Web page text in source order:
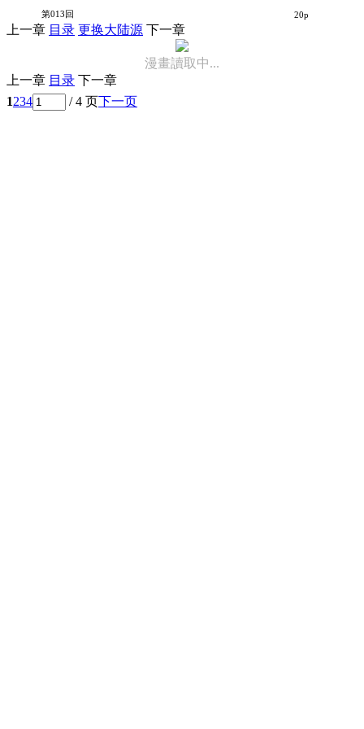
第013回 20p
上一章 目录 更换大陆源 下一章
漫畫讀取中...
上一章 目录 下一章
1234 / 4 页下一页